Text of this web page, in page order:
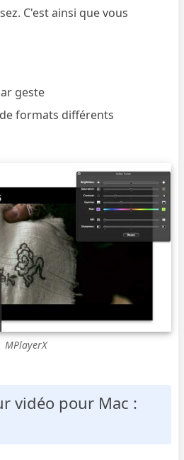
C'est ainsi que vous
geste
formats différents
MPlayerX
vidéo pour Mac :